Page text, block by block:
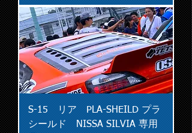
S-15 リア PLA-SHEILD プラ
シールド NISSA SILVIA 専用